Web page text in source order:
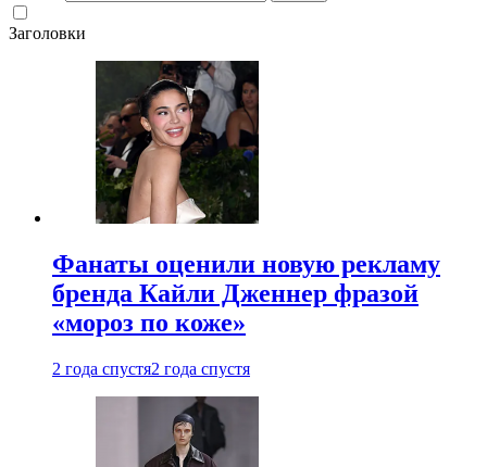
Заголовки
Фанаты оценили новую рекламу
бренда Кайли Дженнер фразой
«мороз по коже»
2 года спустя2 года спустя